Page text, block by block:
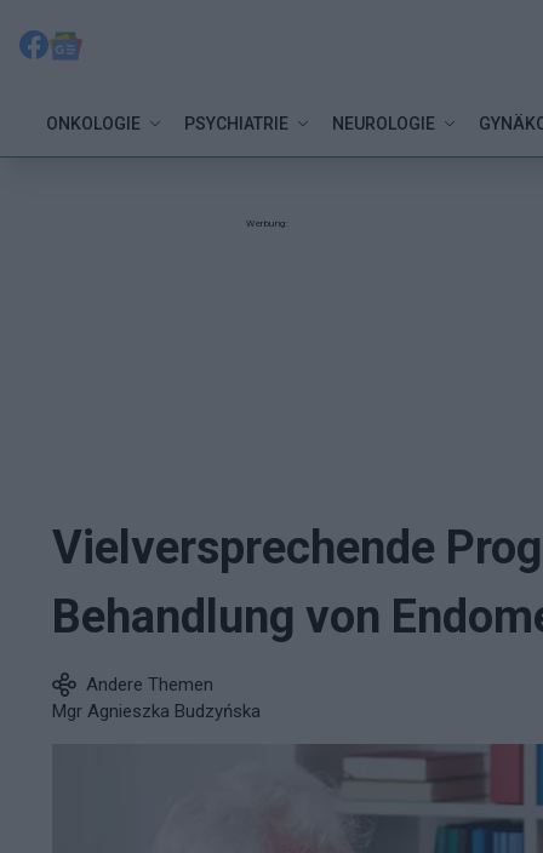
ONKOLOGIE PSYCHIATRIE NEUROLOGIE
Werbung:
Vielversprechende
Behandlung von
Andere Themen
Mgr Agnieszka Budzyńska